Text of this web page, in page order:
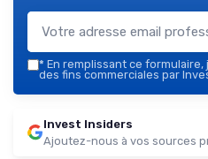
* En remplissant ce formulaire,
des fins commerciales par
Invest Insiders
Ajoutez-nous à vos sources